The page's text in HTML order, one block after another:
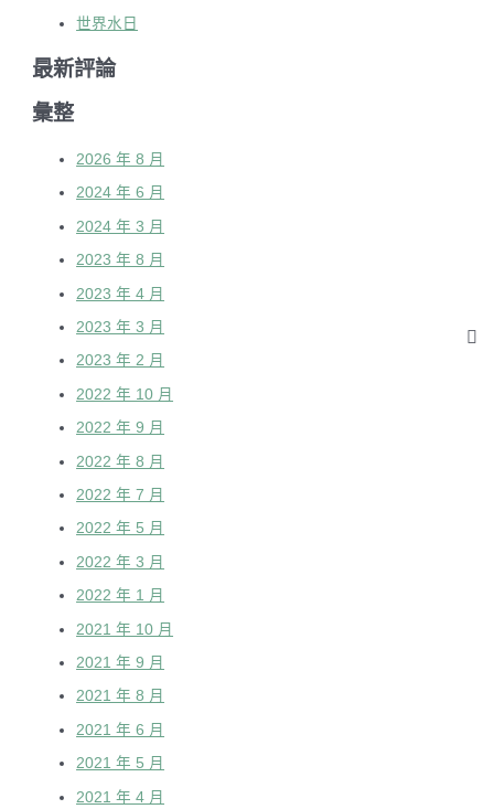
世界水日
最新評論
彙整
2026 年 8 月
2024 年 6 月
2024 年 3 月
2023 年 8 月
2023 年 4 月
2023 年 3 月
2023 年 2 月
2022 年 10 月
2022 年 9 月
2022 年 8 月
2022 年 7 月
2022 年 5 月
2022 年 3 月
2022 年 1 月
2021 年 10 月
2021 年 9 月
2021 年 8 月
2021 年 6 月
2021 年 5 月
2021 年 4 月